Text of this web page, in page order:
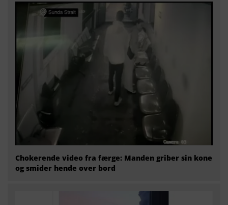
Chokerende video fra færge: Manden griber sin kone
og smider hende over bord